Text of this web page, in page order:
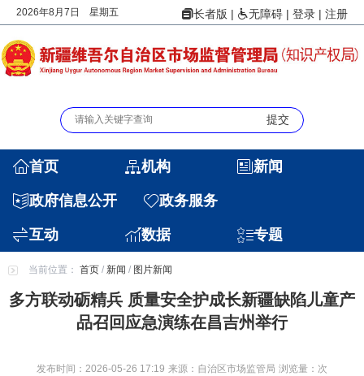
2026年8月7日 星期五 长者版 | 无障碍 | 登录 | 注册
首页 机构 新闻
政府信息公开 政务服务
互动 数据 专题
当前位置： 首页 / 新闻 / 图片新闻
多方联动砺精兵 质量安全护成长新疆缺陷儿童产
品召回应急演练在昌吉州举行
发布时间：2026-05-26 17:19 来源：自治区市场监管局 浏览量： 次